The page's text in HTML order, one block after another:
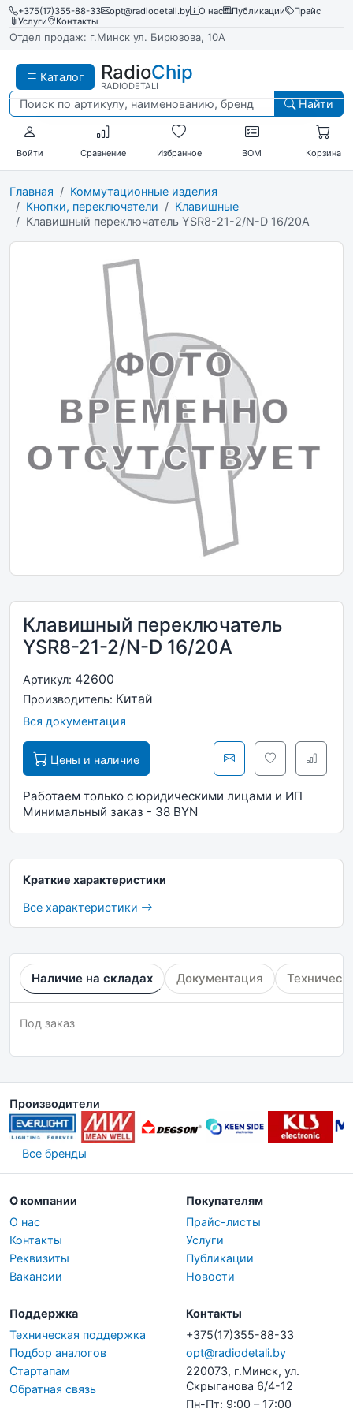
+375(17)355-88-33 opt@radiodetali.by О нас Публикации
Прайс
Услуги
Контакты
Отдел продаж: г.Минск ул. Бирюзова, 10А
Каталог RadioChip
RADIODETALI
Найти
Войти Сравнение Избранное BOM Корзина
Главная
Коммутационные изделия
Кнопки, переключатели
Клавишные
Клавишный переключатель YSR8-21-2/N-D 16/20A
Клавишный переключатель
YSR8-21-2/N-D 16/20A
Артикул: 42600
Производитель: Китай
Вся документация
Цены и наличие
Работаем только с юридическими лицами и ИП
Минимальный заказ - 38 BYN
Краткие характеристики
Все характеристики
Наличие на складах Документация
Под заказ
Производители
Все бренды
О компании
О нас
Контакты
Реквизиты
Вакансии
Покупателям
Прайс-листы
Услуги
Публикации
Новости
Поддержка
Техническая поддержка
Подбор аналогов
Стартапам
Обратная связь
Контакты
+375(17)355-88-33
opt@radiodetali.by
220073, г.Минск, ул.
Скрыганова 6/4-12
Пн-Пт: 9:00 – 17:00